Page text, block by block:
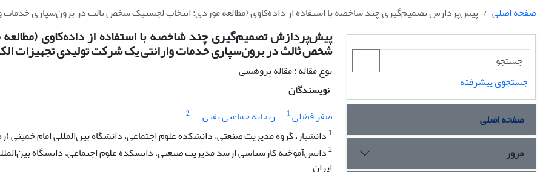
صفحه اصلی پیش‌‌پردازش تصمیم‌‌گیری چند شاخصه با استفاده از داده‌‌کاوی (مطالعه موردی: انتخاب لجستیک شخص ثالث در برون‌‌سپاری خدمات
پیش‌‌پردازش تصمیم‌‌گیری چند شاخصه با استفاده از داده‌‌کاوی
شخص ثالث در برون‌‌سپاری خدمات وارانتی یک شرکت تولیدی تجهیزات
نوع مقاله : مقاله پژوهشی
نویسندگان
صفر فضلی1 ریحانه جماعتی تفتی
2
1 دانشیار، گروه مدیریت صنعتی، دانشکده علوم اجتماعی، دانشگاه بین‌‌المللی امام خمینی
2دانش‌آموخته کارشناسی ارشد مدیریت صنعتی، دانشکده علوم اجتماعی، دانشگاه
ایران
جستجوی پیشرفته
صفحه اصلی
مرور